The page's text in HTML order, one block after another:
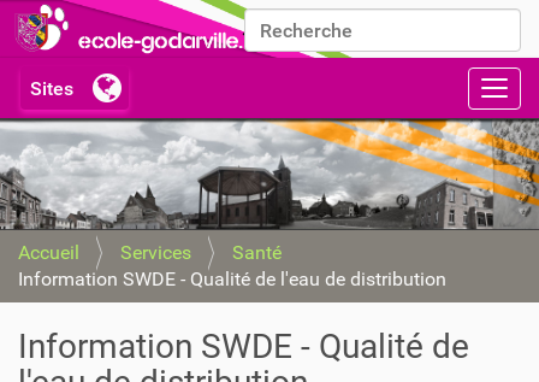
Chercher par
Recherche avancée…
Accueil Services
Santé
Information SWDE - Qualité de l'eau de distribution
Information SWDE - Qualité de